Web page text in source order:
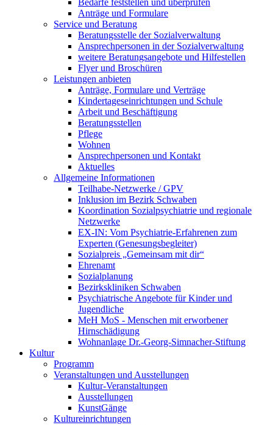
Bedarfe feststellen und überprüfen
Anträge und Formulare
Service und Beratung
Beratungsstelle der Sozialverwaltung
Ansprechpersonen in der Sozialverwaltung
weitere Beratungsangebote und Hilfestellen
Flyer und Broschüren
Leistungen anbieten
Anträge, Formulare und Verträge
Kindertageseinrichtungen und Schule
Arbeit und Beschäftigung
Beratungsstellen
Pflege
Wohnen
Ansprechpersonen und Kontakt
Aktuelles
Allgemeine Informationen
Teilhabe-Netzwerke / GPV
Inklusion im Bezirk Schwaben
Koordination Sozialpsychiatrie und regionale
Netzwerke
EX-IN: Vom Psychiatrie-Erfahrenen zum
Experten (Genesungsbegleiter)
Sozialpreis „Gemeinsam mit dir“
Ehrenamt
Sozialplanung
Bezirkskliniken Schwaben
Psychiatrische Angebote für Kinder und
Jugendliche
MeH MoS - Menschen mit erworbener
Hirnschädigung
Wohnanlage Dr.-Georg-Simnacher-Stiftung
Kultur
Programm
Veranstaltungen und Ausstellungen
Kultur-Veranstaltungen
Ausstellungen
KunstGänge
Kultureinrichtungen